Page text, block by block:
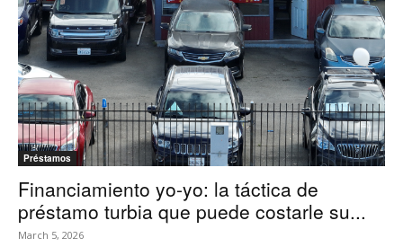
Préstamos
Financiamiento yo-yo: la táctica de
préstamo turbia que puede costarle su...
March 5, 2026